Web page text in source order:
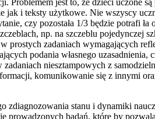
jest to, że dzieci uczone
jak i teksty użytkowe. Nie wszyscy
czy pozostała 1/3 będzie potrafi ła
np. na szczeblu pojedynczej
prostych zadaniach wymagających
podania własnego uzasadnienia,
niesztampowych z
komunikowanie się z innymi
zdiagnozowania stanu i dynamiki
prowadzonych badań, które by